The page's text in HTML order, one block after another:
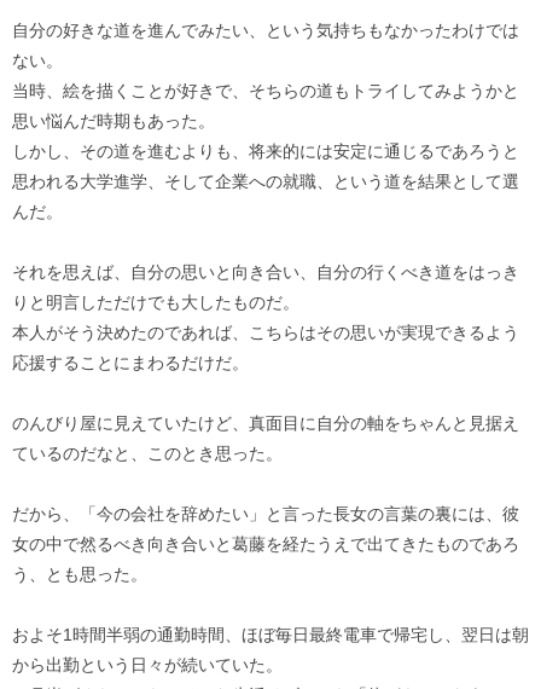
自分の好きな道を進んでみたい、という気持ちもなかったわけでは
ない。
当時、絵を描くことが好きで、そちらの道もトライしてみようかと
思い悩んだ時期もあった。
しかし、その道を進むよりも、将来的には安定に通じるであろうと
思われる大学進学、そして企業への就職、という道を結果として選
んだ。
それを思えば、自分の思いと向き合い、自分の行くべき道をはっき
りと明言しただけでも大したものだ。
本人がそう決めたのであれば、こちらはその思いが実現できるよう
応援することにまわるだけだ。
のんびり屋に見えていたけど、真面目に自分の軸をちゃんと見据え
ているのだなと、このとき思った。
だから、「今の会社を辞めたい」と言った長女の言葉の裏には、彼
女の中で然るべき向き合いと葛藤を経たうえで出てきたものであろ
う、とも思った。
およそ1時間半弱の通勤時間、ほぼ毎日最終電車で帰宅し、翌日は朝
から出勤という日々が続いていた。